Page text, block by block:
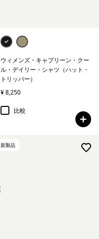
ウィメンズ・キャプリーン・クー
ル・デイリー・シャツ（ハット・
トリッパー）
¥ 8,250
比較
新製品